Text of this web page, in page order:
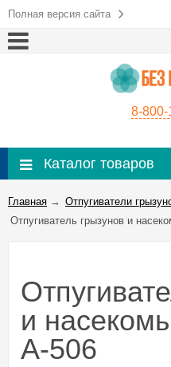
Полная версия сайта
8-800-
Каталог товаров
Главная → Отпугиватели
Отпугиватель грызунов и
и
А-506